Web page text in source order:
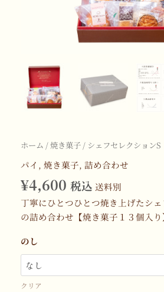
ホーム /焼き菓子/ シェフセレクションS
パイ , 焼き菓子, 詰め合わせ
¥4,600 税込 送料別
丁寧にひとつひとつ焼き上げたシ
の詰め合わせ【焼き菓子１３個入り
のし
クリア